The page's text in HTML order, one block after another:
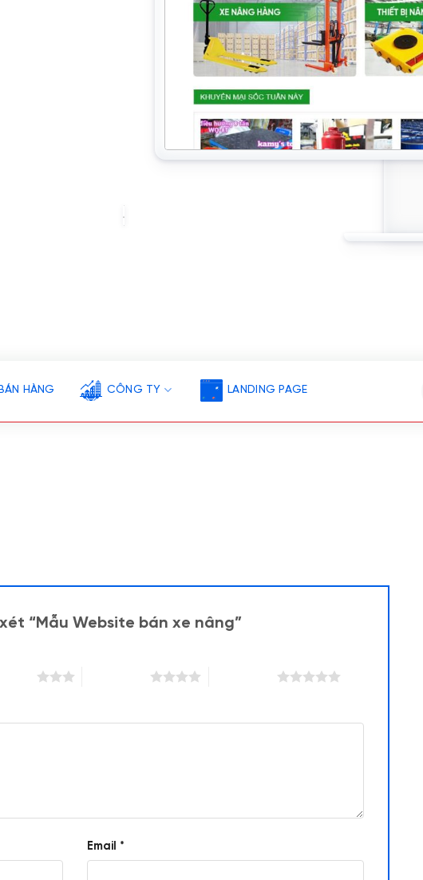
BÁN HÀNG CÔNG TY LANDING PAGE
“Mẫu Website bán xe nâng”
Email *